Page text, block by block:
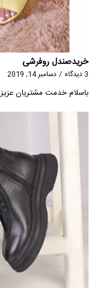
خریدصندل روفرشی
3 دیدگاه / دسامبر 14, 2019
باسلام خدمت مشتریان